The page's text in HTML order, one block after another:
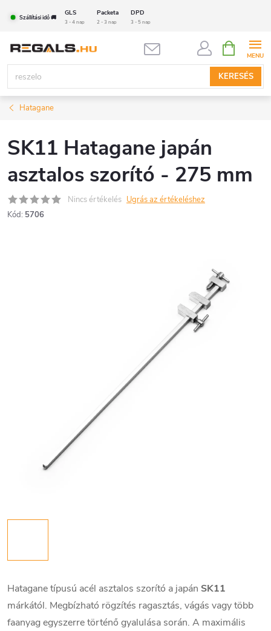
tartalomhoz
Szállítási idő 🚚
GLS Packeta DPD
3 - 4 nap 2 - 3 nap 3 - 5 nap
KERESÉS
KOSÁR
Hatagane
SK11 Hatagane japán
asztalos szorító - 275 mm
Nincs értékelés Ugrás az értékeléshez
Kód: 5706
Hatagane típusú acél asztalos szorító a japán SK11
márkától. Megbízható rögzítés ragasztás, vágás vagy több
faanyag egyszerre történő gyalulása során. A maximális